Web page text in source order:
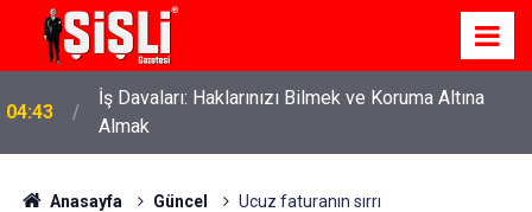
04:43
İş Davaları: Haklarınızı Bilmek ve Koruma Altına
Almak
Anasayfa Güncel Ucuz faturanın sırrı